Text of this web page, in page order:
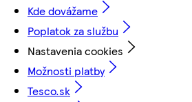
Kde dovážame
Poplatok za službu
Nastavenia cookies
Možnosti platby
Tesco.sk